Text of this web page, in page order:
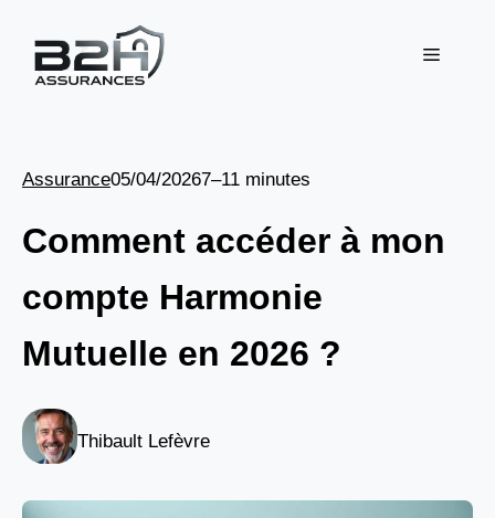
contenu
Menu
Assurance05/04/20267–11 minutes
Comment accéder à mon
compte Harmonie
Mutuelle en 2026 ?
Thibault Lefèvre